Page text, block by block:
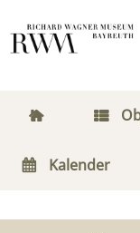
Kalender